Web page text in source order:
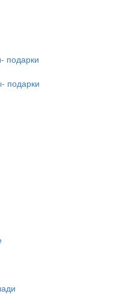
подарки
подарки